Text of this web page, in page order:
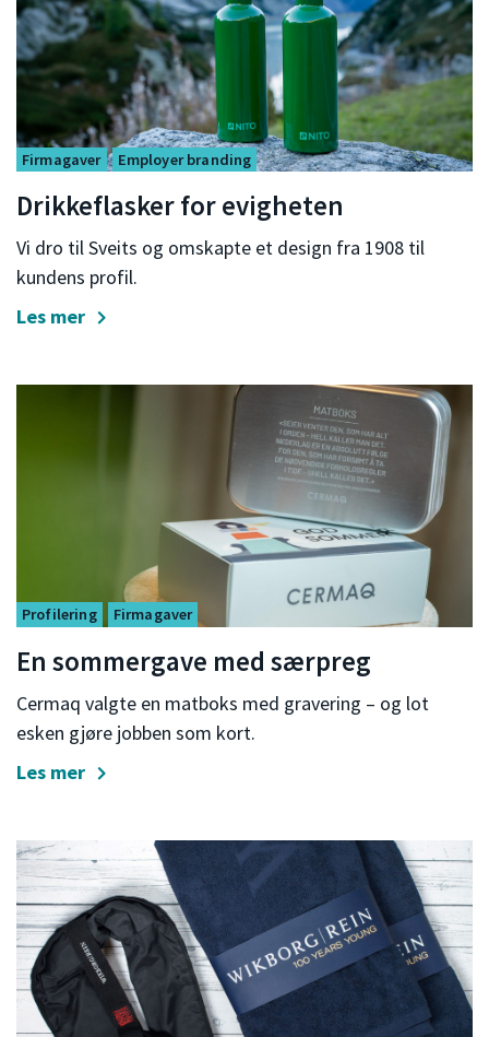
Firmagaver Employer branding
Drikkeflasker for evigheten
Vi dro til Sveits og omskapte et design fra 1908 til
kundens profil.
Les mer
Profilering Firmagaver
En sommergave med særpreg
Cermaq valgte en matboks med gravering – og lot
esken gjøre jobben som kort.
Les mer